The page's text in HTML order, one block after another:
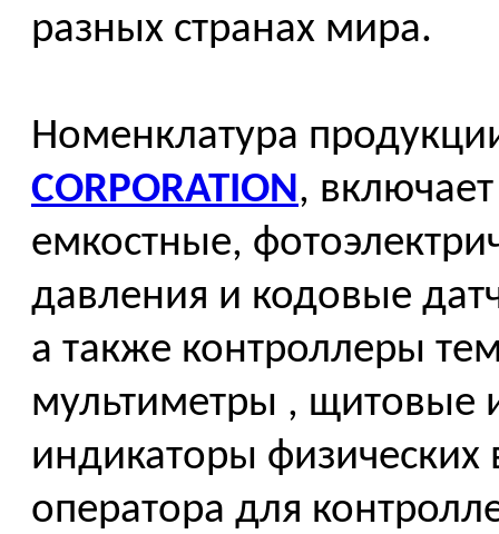
разных странах мира.
Номенклатура
CORPORATION,
емкостные,
давления и кодовые
а также контроллеры
мультиметры , щитовые
индикаторы
оператора для